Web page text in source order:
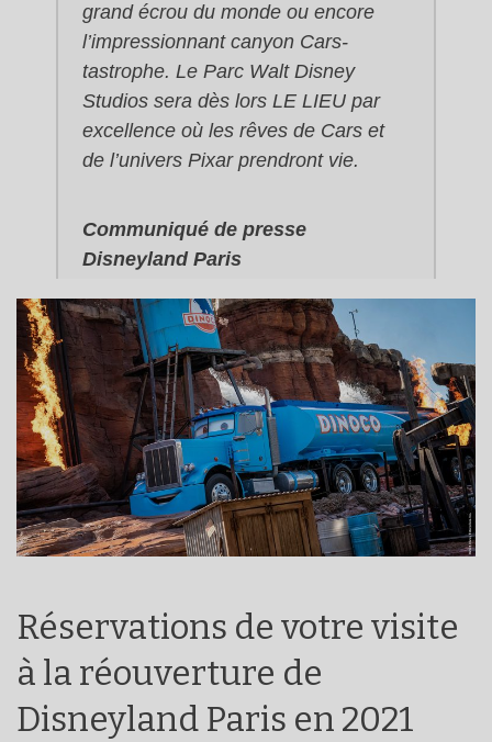
grand écrou du monde ou encore
l’impressionnant canyon Cars-
tastrophe. Le Parc Walt Disney
Studios sera dès lors LE LIEU par
excellence où les rêves de Cars et
de l’univers Pixar prendront vie.
Communiqué de presse
Disneyland Paris
Réservations de votre visite
à la réouverture de
Disneyland Paris en 2021